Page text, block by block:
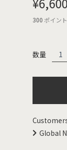
300ポイン
Global